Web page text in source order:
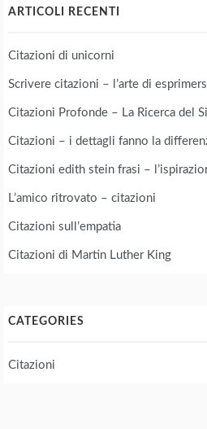
ARTICOLI RECENTI
Citazioni di unicorni
Scrivere citazioni – l’arte di
Citazioni Profonde – La Ricerca del
Citazioni – i dettagli fanno la
Citazioni edith stein frasi –
L’amico ritrovato – citazioni
Citazioni sull’empatia
Citazioni di Martin Luther King
CATEGORIES
Citazioni